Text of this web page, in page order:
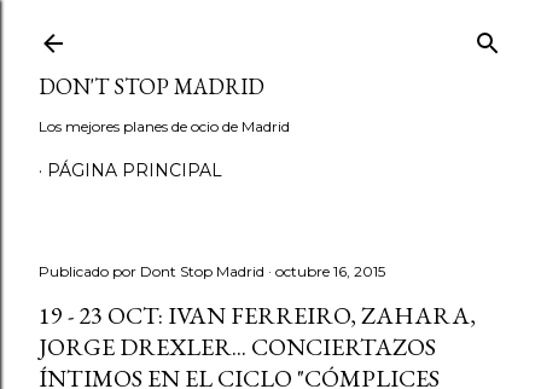
DON'T STOP MADRID
Los mejores planes de ocio de Madrid
PÁGINA PRINCIPAL
Publicado por Dont Stop Madrid octubre 16, 2015
19 - 23 OCT: IVAN FERREIRO, ZAHARA,
JORGE DREXLER... CONCIERTAZOS
ÍNTIMOS EN EL CICLO "CÓMPLICES